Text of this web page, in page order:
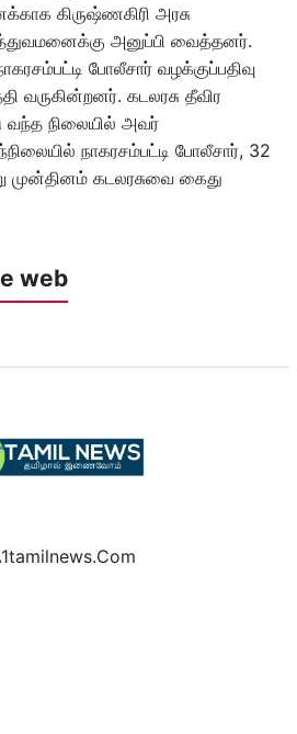
கிருஷ்ணகிரி அரசு
அனுப்பி வைத்தனர்.
போலீசார் வழக்குப்பதிவு
வருகின்றனர். கடலரசு தீவிர
வந்த நிலையில் அவர்
நாகரசம்பட்டி போலீசார், 32
முன்தினம் கடலரசுவை கைது
web